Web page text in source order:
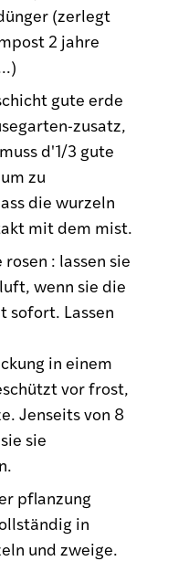
(zerlegt
2 jahre
gute erde
zusatz,
d'1/3 gute
zu
die wurzeln
mit dem mist.
: lassen sie
wenn sie die
sofort. Lassen
in einem
vor frost,
Jenseits von 8
sie
pflanzung
in
und zweige.